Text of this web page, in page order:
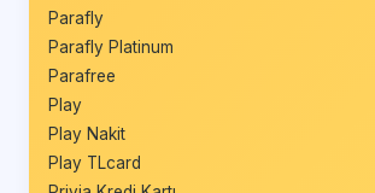
Parafly
Parafly Platinum
Parafree
Play
Play Nakit
Play TLcard